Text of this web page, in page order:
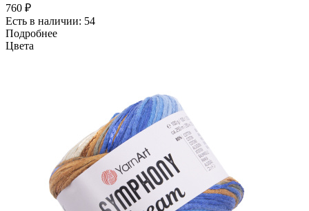
760 ₽
Есть в наличии: 54
Подробнее
Цвета